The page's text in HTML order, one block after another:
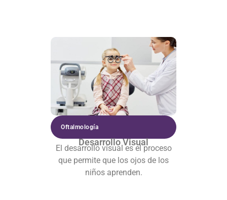
Oftalmología
Desarrollo Visual
El desarrollo visual es el proceso
que permite que los ojos de los
niños aprenden.